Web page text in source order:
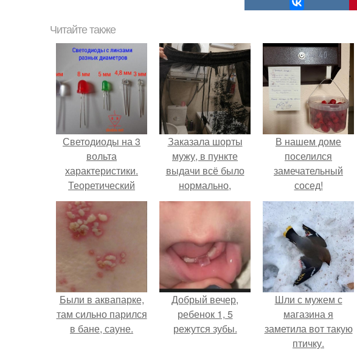
Читайте также
Светодиоды на 3
вольта
характеристики.
Теоретический
метод
Заказала шорты
мужу, в пункте
выдачи всё было
нормально,
примерил все
предвещало беды.
В нашем доме
поселился
замечательный
сосед!
Были в аквапарке,
там сильно парился
в бане, сауне.
Добрый вечер,
ребенок 1, 5
режутся зубы.
Шли с мужем с
магазина я
заметила вот такую
птичку.